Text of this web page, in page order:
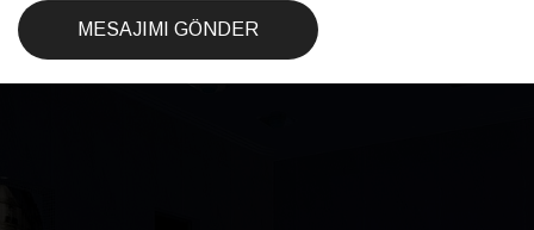
MESAJIMI GÖNDER